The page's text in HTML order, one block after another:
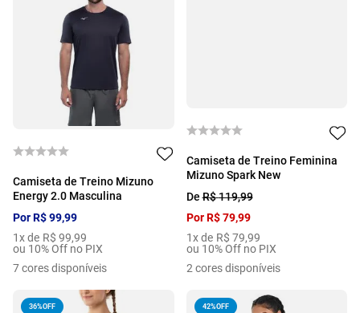
Camiseta de Treino Mizuno
Energy 2.0 Masculina
PorR$99,99
1x de R$ 99,99
ou 10% Off no PIX
7cores disponíveis
Camiseta de Treino Feminina
Mizuno Spark New
DeR$119,99
PorR$ 79,99
1x de R$ 79,99
ou 10% Off no PIX
2 cores disponíveis
36%OFF 42%OFF